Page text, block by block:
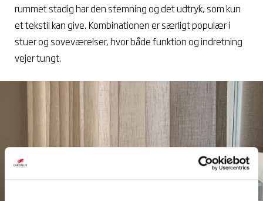
rummet stadig har den stemning og det udtryk, som kun
et tekstil kan give. Kombinationen er særligt populær i
stuer og soveværelser, hvor både funktion og indretning
vejer tungt.